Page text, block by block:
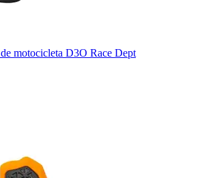
motocicleta D3O Race Dept